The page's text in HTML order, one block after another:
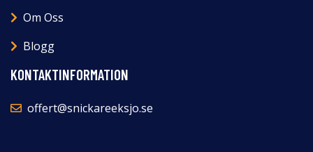
Om Oss
Blogg
KONTAKTINFORMATION
offert@snickareeksjo.se